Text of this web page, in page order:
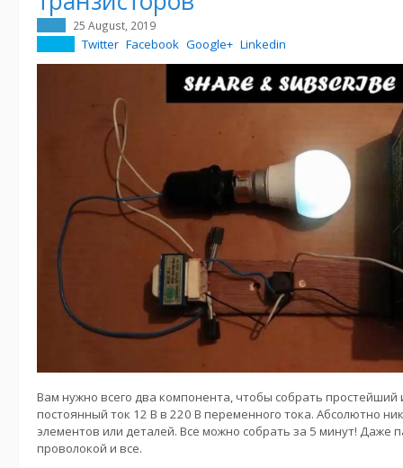
25 August, 2019
Twitter Facebook Google+ Linkedin
Вам нужно всего два компонента, чтобы собрать
постоянный ток 12 В в 220 В переменного тока. Абсолютно
элементов или деталей. Все можно собрать за 5 минут! Даже
проволокой и все.